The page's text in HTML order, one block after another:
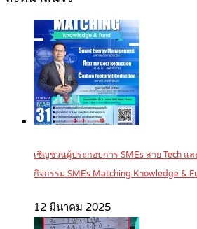
เชิญชวนผู้ประกอบการ SMEs สาย Tech แ
กิจกรรม SMEs Matching Knowledge &
12 มีนาคม 2025